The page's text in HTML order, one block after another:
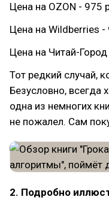
Цена на OZON - 975
Цена на Wildberries -
Цена на Читай-
Тот редкий случай,
Безусловно, всегда
одна из немногих
не пожалел. Сам
2. Подробно